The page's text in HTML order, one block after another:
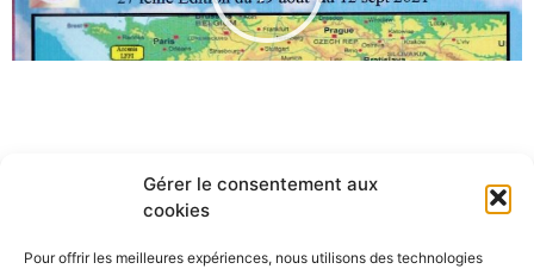
Gérer le consentement aux
cookies
Pour offrir les meilleures expériences, nous utilisons des technologies